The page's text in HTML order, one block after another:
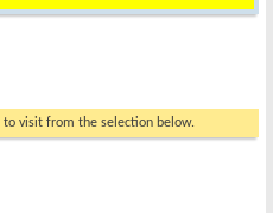
to visit from the selection below.